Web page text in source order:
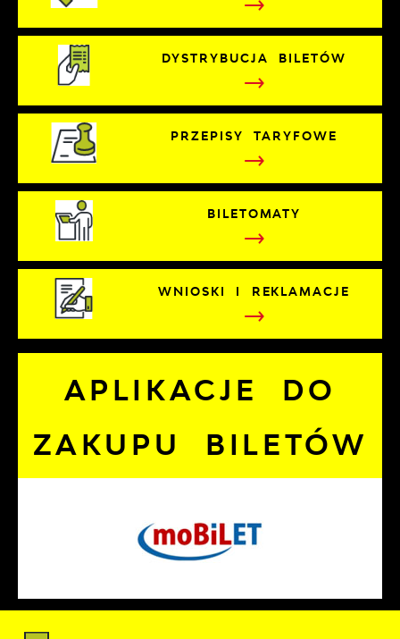
DYSTRYBUCJA BILETÓW
PRZEPISY TARYFOWE
BILETOMATY
WNIOSKI I REKLAMACJE
APLIKACJE DO
ZAKUPU BILETÓW